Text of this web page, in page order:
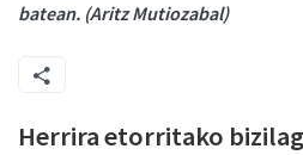
batean. (Aritz Mutiozabal)
Herrira etorritako